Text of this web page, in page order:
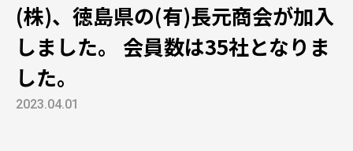
(株)、徳島県の(有)長元商会が加入
しました。 会員数は35社となりま
した。
2023.04.01